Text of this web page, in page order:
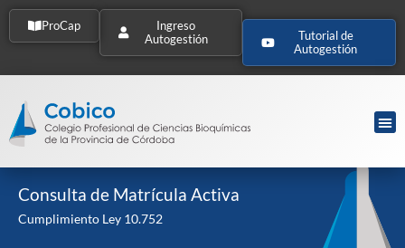
ProCap
Ingreso
Autogestión
Tutorial de
Autogestión
Consulta de Matrícula Activa
Cumplimiento Ley 10.752